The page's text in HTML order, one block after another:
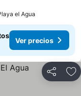
el Agua
Ver precios
Compartir